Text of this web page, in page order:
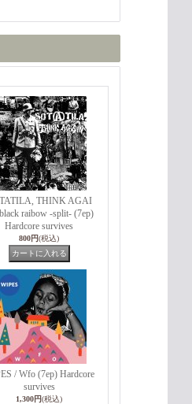
THINK AGAI
raibow -split- (7ep)
Hardcore survives
800円(税込)
/ Wfo (7ep) Hardcore
survives
1,300円(税込)